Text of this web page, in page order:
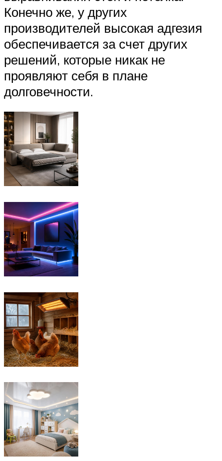
Конечно же, у других
производителей высокая адгезия
обеспечивается за счет других
решений, которые никак не
проявляют себя в плане
долговечности.